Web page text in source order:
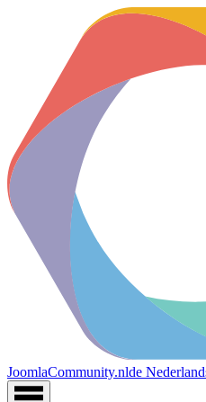
JoomlaCommunity.nlde